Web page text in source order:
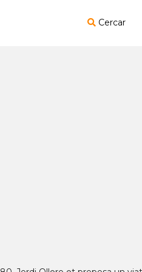
Cercar